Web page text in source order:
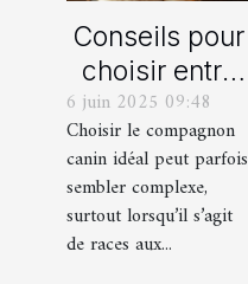
Conseils pour
choisir entre
un berger
blanc suisse
et un berger
américain
miniature
6 juin 2025 09:48
Choisir le compagnon
canin idéal peut parfois
sembler complexe,
surtout lorsqu’il s’agit
de races aux...